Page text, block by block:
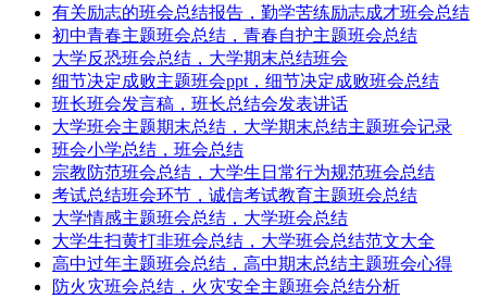
有关励志的班会总结报告，勤学苦练励志成才班会总结
初中青春主题班会总结，青春自护主题班会总结
大学反恐班会总结，大学期末总结班会
细节决定成败主题班会ppt，细节决定成败班会总结
班长班会发言稿，班长总结会发表讲话
大学班会主题期末总结，大学期末总结主题班会记录
班会小学总结，班会总结
宗教防范班会总结，大学生日常行为规范班会总结
考试总结班会环节，诚信考试教育主题班会总结
大学情感主题班会总结，大学班会总结
大学生扫黄打非班会总结，大学班会总结范文大全
高中过年主题班会总结，高中期末总结主题班会心得
防火灾班会总结，火灾安全主题班会总结分析